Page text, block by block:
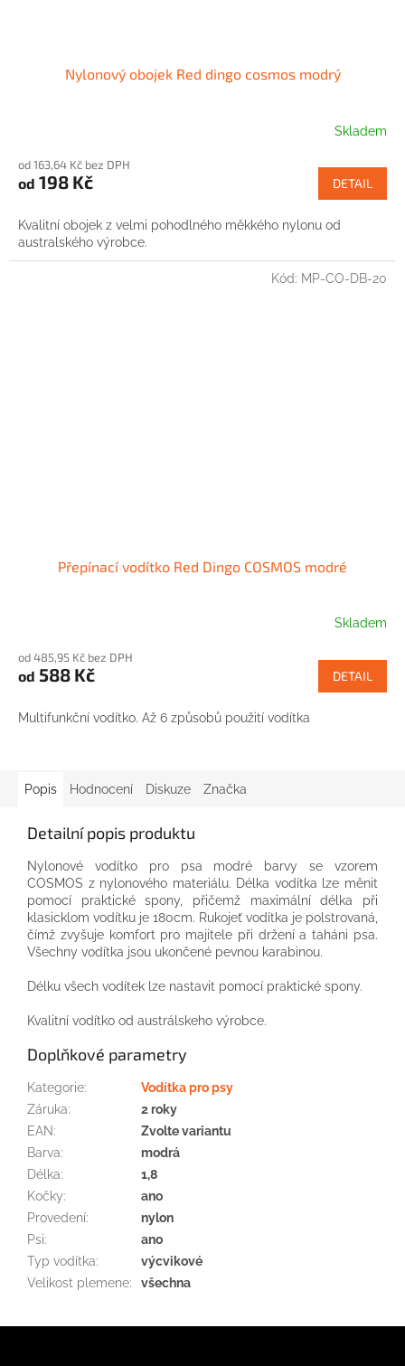
Nylonový obojek Red dingo cosmos modrý
Skladem
od 163,64 Kč bez DPH
od 198 Kč DETAIL
Kvalitní obojek z velmi pohodlného měkkého nylonu od
australského výrobce.
Přepínací vodítko Red Dingo COSMOS modré
Skladem
od 485,95 Kč bez DPH
od 588 Kč DETAIL
Multifunkční vodítko. Až 6 způsobů použití vodítka
Kód: MP-CO-DB-20
Popis Hodnocení Diskuze Značka
Detailní popis produktu
Nylonové vodítko pro psa modré barvy se vzorem
COSMOS z nylonového materiálu. Délka vodítka lze měnit
pomocí praktické
spony, přičemž maximální délka
při
klasicklom vodítku je 180cm. Rukojeť vodítka je polstrovaná
čímž zvyšuje komfort pro majitele při držení a taháni psa.
Všechny vodítka jsou ukončené pevnou karabinou.
Délku všech vodítek lze nastavit pomocí praktické spony.
Kvalitní vodítko od austrálskeho výrobce.
Doplňkové parametry
Kategorie:
Vodítka pro psy
Záruka:
2 roky
EAN:
Zvolte variantu
Barva:
modrá
Délka:
1,8
Kočky:
ano
Provedení:
nylon
Psi:
ano
Typ vodítka:
výcvikové
Velikost plemene: všechna